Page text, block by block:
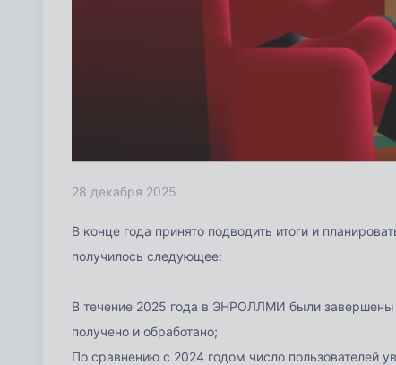
28 декабря 2025
В конце года принято подводить итоги и
получилось следующее:
В течение 2025 года в ЭНРОЛЛМИ были завершены
получено и обработано;
По сравнению с 2024 годом число пользователей